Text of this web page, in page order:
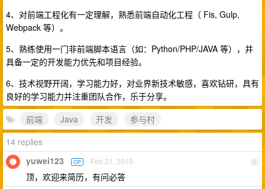
4、对前端工程化有一定理解，熟悉前端自动化工程（ Fis, Gulp,
Webpack 等）。
5、熟练使用一门非前端脚本语言（如：Python/PHP/JAVA 等），并
具备一定的开发能力优先和项目经验。
6、技术视野开阔，学习能力好，对业界新技术敏感，喜欢钻研，具有
良好的学习能力并注重团队合作，乐于分享。
前端
Java 开发
参与村
14 replies
1
yuwei123 OP Feb 21, 2019
顶，欢迎来简历，有问必答